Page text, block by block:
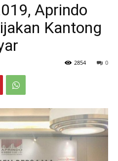
Aprindo
Kantong
0
2854